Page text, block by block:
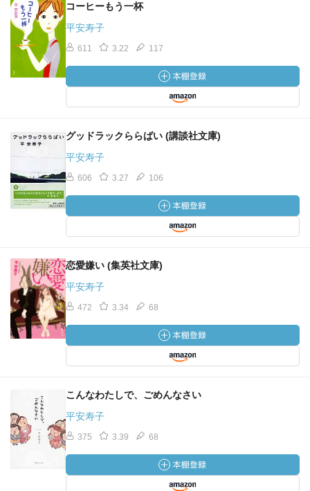
コーヒーもう一杯
平安寿子
611 3.22 117
グッドラックららばい (講談社文庫)
平安寿子
606 3.27 106
恋愛嫌い (集英社文庫)
平安寿子
472 3.34 68
こんなわたしで、ごめんなさい
平安寿子
375 3.39 68